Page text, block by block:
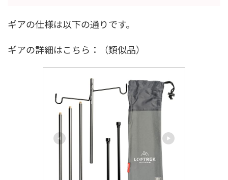
ギアの仕様は以下の通りです。
ギアの詳細はこちら：（類似品）